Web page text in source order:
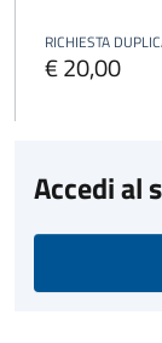
RICHIESTA
€ 20,00
Accedi al